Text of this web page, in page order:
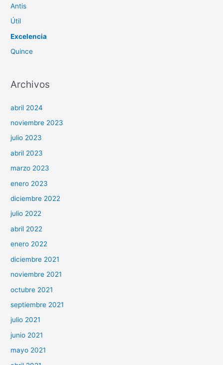
p
o
Antis
Útil
Excelencia
Quince
Archivos
abril 2024
noviembre 2023
julio 2023
abril 2023
marzo 2023
enero 2023
diciembre 2022
julio 2022
abril 2022
enero 2022
diciembre 2021
noviembre 2021
octubre 2021
septiembre 2021
julio 2021
junio 2021
mayo 2021